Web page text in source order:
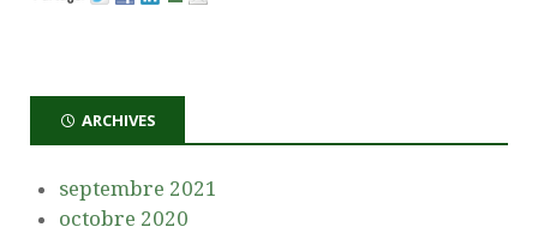
ARCHIVES
septembre 2021
octobre 2020